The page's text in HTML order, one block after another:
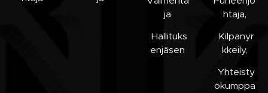
ja
Hallituks
enjäsen
htaja,
Kilpanyr
kkeily,
Yhteisty
ökumppa